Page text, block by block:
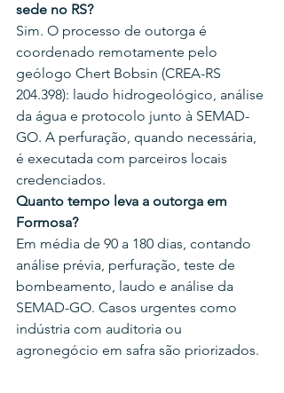
sede no RS?
Sim. O processo de outorga é
coordenado remotamente pelo
geólogo Chert Bobsin (CREA-RS
204.398): laudo hidrogeológico, análise
da água e protocolo junto à SEMAD-
GO. A perfuração, quando necessária,
é executada com parceiros locais
credenciados.
Quanto tempo leva a outorga em
Formosa?
Em média de 90 a 180 dias, contando
análise prévia, perfuração, teste de
bombeamento, laudo e análise da
SEMAD-GO. Casos urgentes como
indústria com auditoria ou
agronegócio em safra são priorizados.